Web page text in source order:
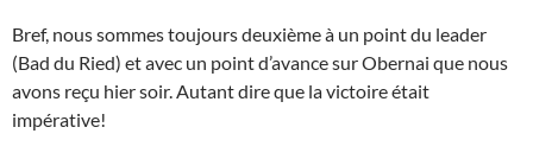
Bref, nous sommes toujours deuxième à un point du leader
(Bad du Ried) et avec un point d’avance sur Obernai que nous
avons reçu hier soir. Autant dire que la victoire était
impérative!